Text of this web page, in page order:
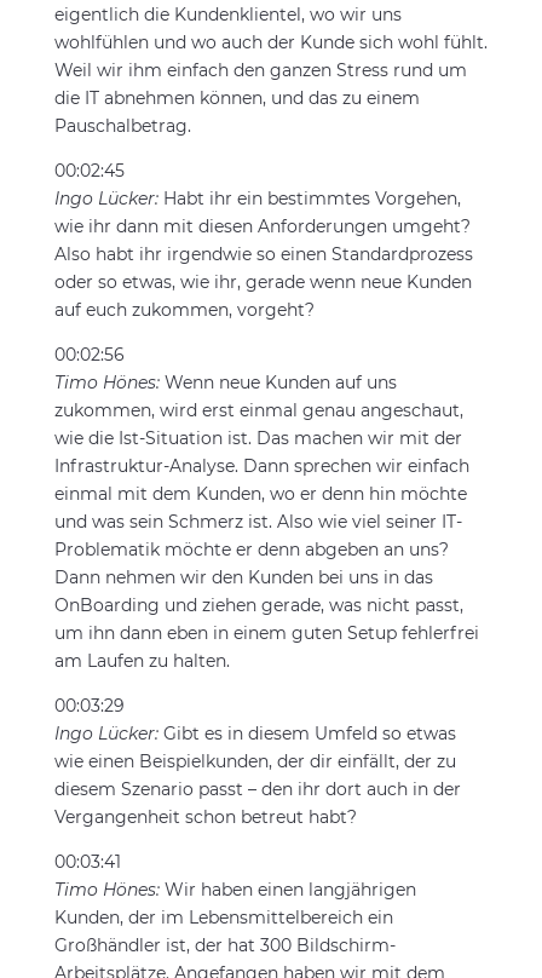
eigentlich die Kundenklientel, wo wir uns
wohlfühlen und wo auch der Kunde sich wohl fühlt.
Weil wir ihm einfach den ganzen Stress rund um
die IT abnehmen können, und das zu einem
Pauschalbetrag.
00:02:45
Ingo Lücker: Habt ihr ein bestimmtes Vorgehen,
wie ihr dann mit diesen Anforderungen umgeht?
Also habt ihr irgendwie so einen Standardprozess
oder so etwas, wie ihr, gerade wenn neue Kunden
auf euch zukommen, vorgeht?
00:02:56
Timo Hönes: Wenn neue Kunden auf uns
zukommen, wird erst einmal genau angeschaut,
wie die Ist-Situation ist. Das machen wir mit der
Infrastruktur-Analyse. Dann sprechen wir einfach
einmal mit dem Kunden, wo er denn hin möchte
und was sein Schmerz ist. Also wie viel seiner IT-
Problematik möchte er denn abgeben an uns?
Dann nehmen wir den Kunden bei uns in das
OnBoarding und ziehen gerade, was nicht passt,
um ihn dann eben in einem guten Setup fehlerfrei
am Laufen zu halten.
00:03:29
Ingo Lücker: Gibt es in diesem Umfeld so etwas
wie einen Beispielkunden, der dir einfällt, der zu
diesem Szenario passt – den ihr dort auch in der
Vergangenheit schon betreut habt?
00:03:41
Timo Hönes: Wir haben einen langjährigen
Kunden, der im Lebensmittelbereich ein
Großhändler ist, der hat 300 Bildschirm-
Arbeitsplätze. Angefangen haben wir mit dem